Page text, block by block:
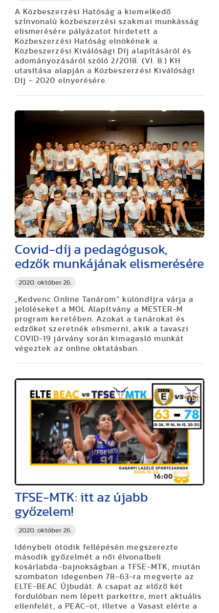
A Közbeszerzési Hatóság a kiemelkedő
színvonalú közbeszerzési szakmai munkásság
elismerésére pályázatot hirdetett a
Közbeszerzési Hatóság elnökének a
Közbeszerzési Kiválósági Díj alapításáról és
adományozásáról szóló 2/2018. (VI. 8.) KH
utasítása alapján a Közbeszerzési Kiválósági
Díj – 2020 elnyerésére.
2020. október 26.
Covid-díj a pedagógusok,
edzők munkájának elismerésére
„Kedvenc Online Tanárom” különdíjra várja a
jelöléseket a MOL Alapítvány a MESTER-M
program keretében. Azokat a tanárokat és
edzőket szeretnék elismerni, akik a tavaszi
COVID-19 járvány során kimagasló munkát
végeztek az online oktatásban.
2020. október 26.
TFSE-MTK: itt az újabb
győzelem!
Idénybeli ötödik fellépésén megszerezte
második győzelmét a női élvonalbeli
kosárlabda-bajnokságban a TFSE-MTK, miután
szombaton idegenben 78–63-ra megverte az
ELTE-BEAC Újbudát. A csapat az előző két
fordulóban nem lépett parkettre, mert aktuális
ellenfelét, a PEAC-ot, illetve a Vasast elérte a